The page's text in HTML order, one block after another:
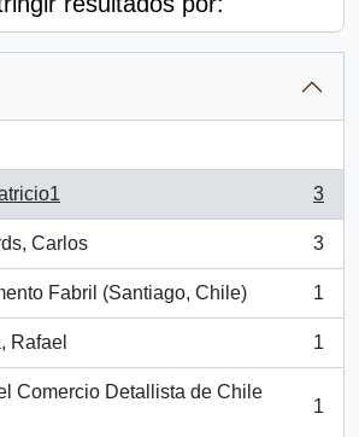
3
Carlos 3
Fabril (Santiago, Chile) 1
Rafael 1
Comercio Detallista de Chile
1